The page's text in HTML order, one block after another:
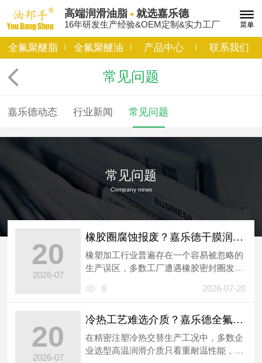
高端润滑油脂 就选嘉乐德
16年研发生产经验&OEM定制&实力工厂
全氟聚醚脂 全氟聚醚油 产品中心 联系我们
常见问题
嘉乐德动态 行业新闻 常见问题
常见问题
Company news
20
2026-07
橡胶圈腐蚀报废？嘉乐德干膜润滑剂解决隐患
橡塑加工行业普遍存在一个容易被忽略的
生产误区，多数工厂遭遇橡胶密封圈发
与工...
8 2026-07-20
20
2026-07
冷热工艺难选介质？嘉乐德全氟聚醚油精准适配
在精密注塑冷热交替生产工况中，多数企
业选型高温润滑介质只看重耐温性能，极